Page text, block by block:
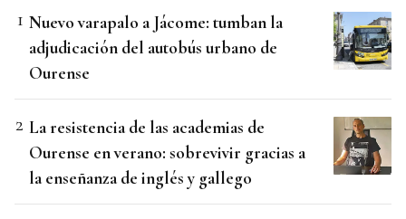
Nuevo varapalo a Jácome: tumban la
adjudicación del autobús urbano de
Ourense
La resistencia de las academias de
Ourense en verano: sobrevivir gracias a
la enseñanza de inglés y gallego